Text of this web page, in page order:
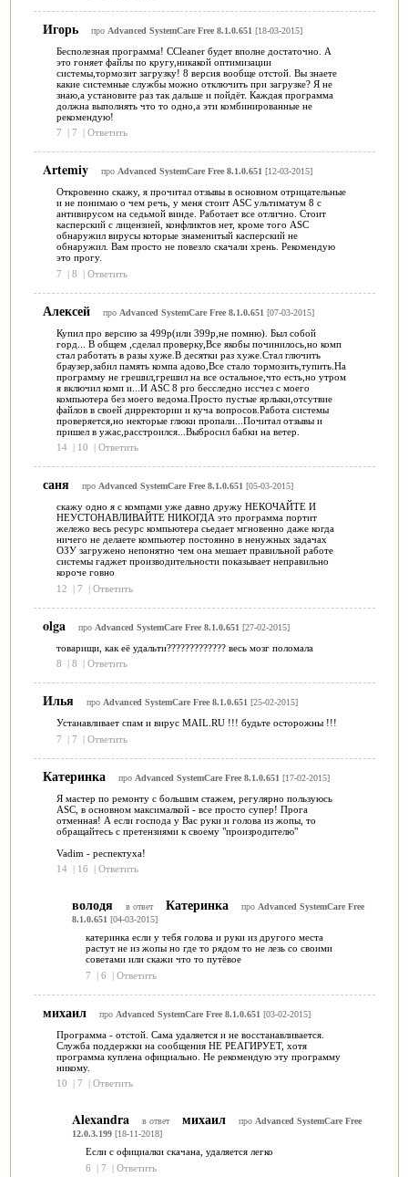
Игорь про Advanced SystemCare Free 8.1.0.651 [18-03-2015]
Бесполезная программа! CCleaner будет вполне достаточно. А
это гоняет файлы по кругу,никакой оптимизации
системы,тормозит загрузку! 8 версия вообще отстой. Вы знаете
какие системные службы можно отключить при загрузке? Я не
знаю,а установите раз так дальше и пойдёт. Каждая программа
должна выполнять что то одно,а эти комбинированные не
рекомендую!
7
| 7 | Ответить
Artemiy про Advanced SystemCare Free 8.1.0.651 [12-03-2015]
Откровенно скажу, я прочитал отзывы в основном отрицательные
и не понимаю о чем речь, у меня стоит ASС ультиматум 8 с
антивирусом на седьмой винде. Работает все отлично. Стоит
касперский с лицензией, конфликтов нет, кроме того АSC
обнаружил вирусы которые знаменитый касперский не
обнаружил. Вам просто не повезло скачали хрень. Рекомендую
это прогу.
7
| 8 | Ответить
Алексей про Advanced SystemCare Free 8.1.0.651 [07-03-2015]
Купил про версию за 499р(или 399р,не помню). Был собой
горд... В общем ,сделал проверку,Все якобы починилось,но комп
стал работать в разы хуже.В десятки раз хуже.Стал глючить
браузер,забил память компа адово,Все стало тормозить,тупить.На
программу не грешил,грешил на все остальное,что есть,но утром
я включил комп и...И ASC 8 pro бесследно иссчез с моего
компьютера без моего ведома.Просто пустые ярлыки,отсутвие
файлов в своей дирректории и куча вопросов.Работа системы
проверяется,но некторые глюки пропали...Почитал отзывы и
пришел в ужас,расстроился...Выбросил бабки на ветер.
14 | 10 | Ответить
саня про Advanced SystemCare Free 8.1.0.651 [05-03-2015]
скажу одно я с компами уже давно дружу НЕКОЧАЙТЕ И
НЕУСТОНАВЛИВАЙТЕ НИКОГДА это программа портит
жележо весь ресурс компьютера сьедает мгновенно даже когда
ничего не делаете компьютер постоянно в ненужных задачах
ОЗУ загружено непонятно чем она мешает правильной работе
системы гаджет производительности показывает неправильно
короче говно
12
| 7 | Ответить
olga про Advanced SystemCare Free 8.1.0.651 [27-02-2015]
товарищи, как её удальти????????????? весь мозг поломала
8
| 8 | Ответить
Илья про Advanced SystemCare Free 8.1.0.651 [25-02-2015]
Устанавливает спам и вирус MAIL.RU !!! будьте осторожны !!!
7
| 7 | Ответить
Катеринка про Advanced SystemCare Free 8.1.0.651 [17-02-2015]
Я мастер по ремонту с большим стажем, регулярно пользуюсь
ASC, в основном максималкой - все просто супер! Прога
отменная! А если господа у Вас руки и голова из жопы, то
обращайтесь с претензиями к своему "произродителю"
Vadim - респектуха!
14 | 16 | Ответить
володя в ответ Катеринка про Advanced SystemCare Free
8.1.0.651 [04-03-2015]
катеринка если у тебя голова и руки из другого места
растут не из жопы но где то рядом то не лезь со своими
советами или скажи что то путёвое
7
| 6 | Ответить
михаил про Advanced SystemCare Free 8.1.0.651 [03-02-2015]
Программа - отстой. Сама удаляется и не восстанавливается.
Служба поддержки на сообщения НЕ РЕАГИРУЕТ, хотя
программа куплена официально. Не рекомендую эту программу
никому.
10
| 7 | Ответить
Alexandra в ответ михаил про Advanced SystemCare Free
12.0.3.199[18-11-2018]
Если с официалки скачана, удаляется легко
6
| 7 | Ответить